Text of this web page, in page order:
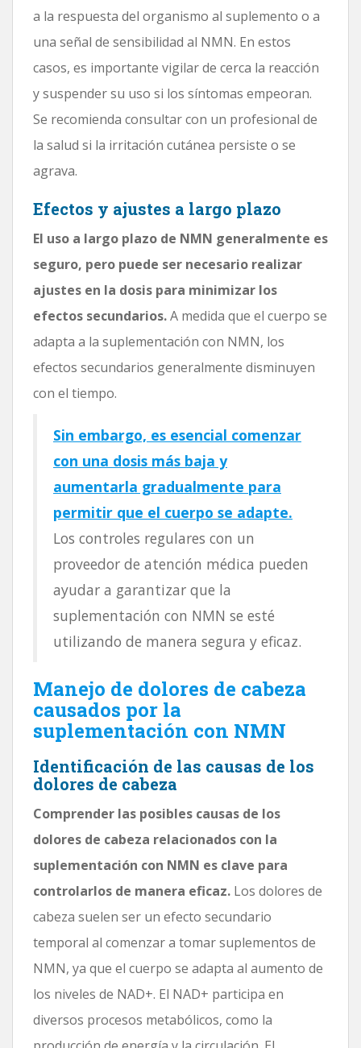
a la respuesta del organismo al suplemento o a
una señal de sensibilidad al NMN. En estos
casos, es importante vigilar de cerca la reacción
y suspender su uso si los síntomas empeoran.
Se recomienda consultar con un profesional de
la salud si la irritación cutánea persiste o se
agrava.
Efectos y ajustes a largo plazo
El uso a largo plazo de NMN generalmente es
seguro, pero puede ser necesario realizar
ajustes en la dosis para minimizar los
efectos secundarios.A medida que el cuerpo se
adapta a la suplementación con NMN, los
efectos secundarios generalmente disminuyen
con el tiempo.
Sin embargo, es esencial comenzar
con una dosis más baja y
aumentarla gradualmente para
permitir que el cuerpo se adapte.
Los controles regulares con un
proveedor de atención médica pueden
ayudar a garantizar que la
suplementación con NMN se esté
utilizando de manera segura y eficaz.
Manejo de dolores de cabeza
causados ​​por la
suplementación con NMN
Identificación de las causas de los
dolores de cabeza
Comprender las posibles causas de los
dolores de cabeza relacionados con la
suplementación con NMN es clave para
controlarlos de manera eficaz. Los dolores de
cabeza suelen ser un efecto secundario
temporal al comenzar a tomar suplementos de
NMN, ya que el cuerpo se adapta al aumento de
los niveles de NAD+. El NAD+ participa en
diversos procesos metabólicos, como la